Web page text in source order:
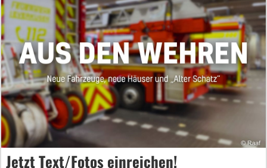
Jetzt Text/Fotos einreichen!